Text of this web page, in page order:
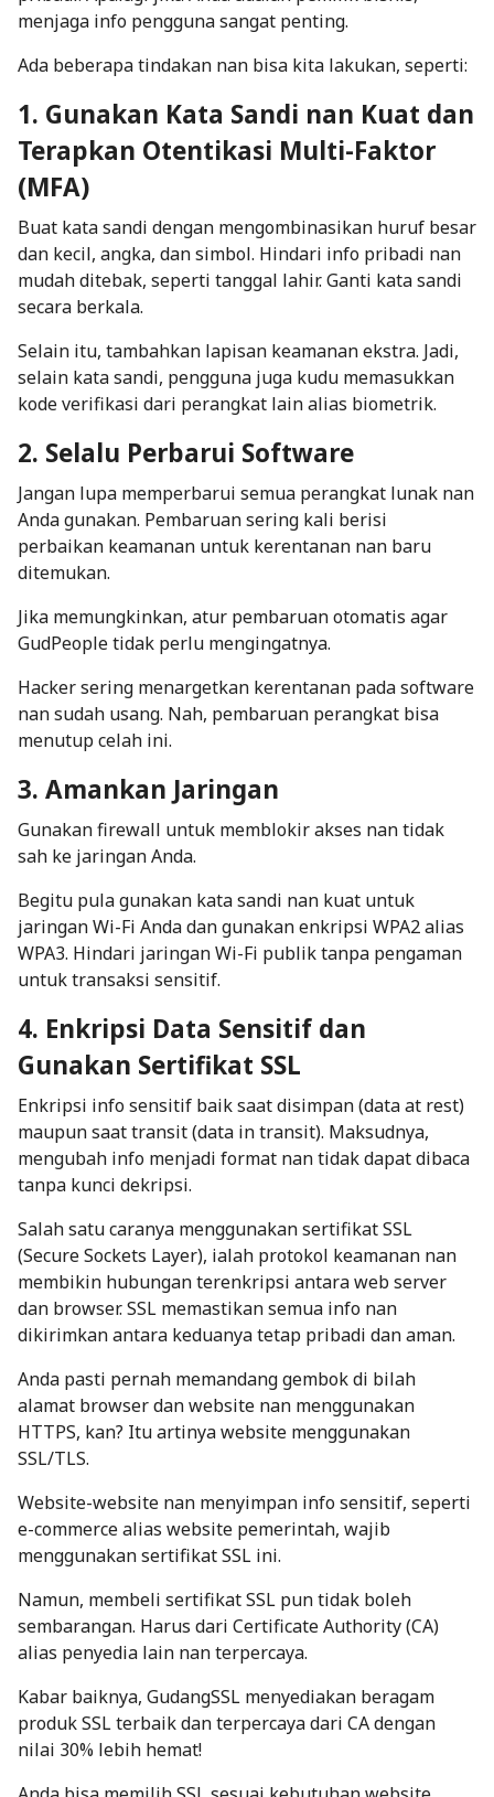
menjaga info pengguna sangat penting.
Ada beberapa tindakan nan bisa kita lakukan, seperti:
1. Gunakan Kata Sandi nan Kuat dan
Terapkan Otentikasi Multi-Faktor
(MFA)
Buat kata sandi dengan mengombinasikan huruf besar
dan kecil, angka, dan simbol. Hindari info pribadi nan
mudah ditebak, seperti tanggal lahir. Ganti kata sandi
secara berkala.
Selain itu, tambahkan lapisan keamanan ekstra. Jadi,
selain kata sandi, pengguna juga kudu memasukkan
kode verifikasi dari perangkat lain alias biometrik.
2. Selalu Perbarui Software
Jangan lupa memperbarui semua perangkat lunak nan
Anda gunakan. Pembaruan sering kali berisi
perbaikan keamanan untuk kerentanan nan baru
ditemukan.
Jika memungkinkan, atur pembaruan otomatis agar
GudPeople tidak perlu mengingatnya.
Hackersering menargetkan kerentanan padasoftware
nan sudah usang. Nah, pembaruan perangkat bisa
menutup celah ini.
3. Amankan Jaringan
Gunakan firewall untuk memblokir akses nan tidak
sah ke jaringan Anda.
Begitu pula gunakan kata sandi nan kuat untuk
jaringan Wi-Fi Anda dan gunakan enkripsi WPA2 alias
WPA3. Hindari jaringan Wi-Fi publik tanpa pengaman
untuk transaksi sensitif.
4. Enkripsi Data Sensitif dan
Gunakan Sertifikat SSL
Enkripsi info sensitif baik saat disimpan (data at rest)
maupun saat transit (data in transit). Maksudnya,
mengubah info menjadi format nan tidak dapat dibaca
tanpa kunci dekripsi.
Salah satu caranya menggunakan sertifikat SSL
(Secure Sockets Layer), ialah protokol keamanan nan
membikin hubungan terenkripsi antaraweb server
dan browser. SSL memastikan semua info nan
dikirimkan antara keduanya tetap pribadi dan aman.
Anda pasti pernah memandang gembok di bilah
alamat browser dan website nan menggunakan
HTTPS, kan? Itu artinya website menggunakan
SSL/TLS.
Website-website nan menyimpan info sensitif, seperti
e-commerce alias website pemerintah, wajib
menggunakan sertifikat SSL ini.
Namun, membeli sertifikat SSL pun tidak boleh
sembarangan. Harus dari Certificate Authority (CA)
alias penyedia lain nan terpercaya.
Kabar baiknya, GudangSSL menyediakan beragam
produk SSL terbaik dan terpercaya dari CA dengan
nilai 30% lebih hemat!